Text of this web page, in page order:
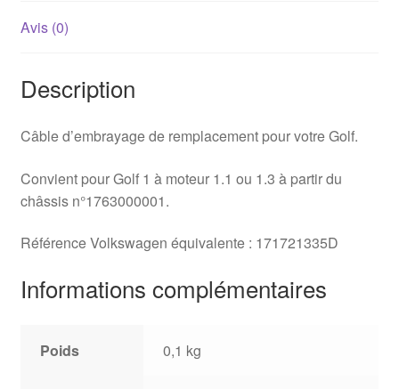
Avis (0)
Description
Câble d’embrayage de remplacement pour votre Golf.
Convient pour Golf 1 à moteur 1.1 ou 1.3 à partir du
châssis n°1763000001.
Référence Volkswagen équivalente : 171721335D
Informations complémentaires
Poids 0,1 kg